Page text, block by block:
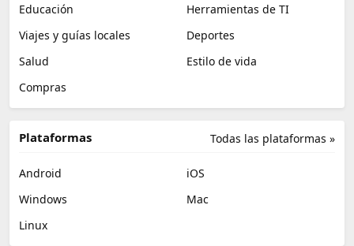
Educación
Herramientas de TI
Viajes y guías locales
Deportes
Salud
Estilo de vida
Compras
Todas las plataformas »
Plataformas
Android
iOS
Windows
Mac
Linux